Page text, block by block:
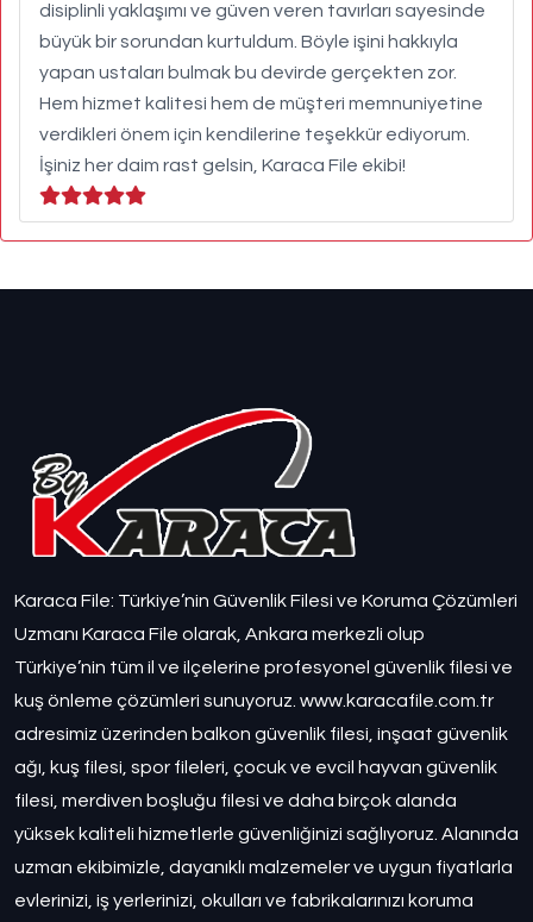
disiplinli yaklaşımı ve güven veren tavırları sayesinde
büyük bir sorundan kurtuldum. Böyle işini hakkıyla
yapan ustaları bulmak bu devirde gerçekten zor.
Hem hizmet kalitesi hem de müşteri memnuniyetine
verdikleri önem için kendilerine teşekkür ediyorum.
İşiniz her daim rast gelsin, Karaca File ekibi!
Karaca File: Türkiye’nin Güvenlik Filesi ve Koruma Çözümleri
Uzmanı Karaca File olarak, Ankara merkezli olup
Türkiye’nin tüm il ve ilçelerine profesyonel güvenlik filesi ve
kuş önleme çözümleri sunuyoruz. www.karacafile.com.tr
adresimiz üzerinden balkon güvenlik filesi, inşaat güvenlik
ağı, kuş filesi, spor fileleri, çocuk ve evcil hayvan güvenlik
filesi, merdiven boşluğu filesi ve daha birçok alanda
yüksek kaliteli hizmetlerle güvenliğinizi sağlıyoruz. Alanında
uzman ekibimizle, dayanıklı malzemeler ve uygun fiyatlarla
evlerinizi, iş yerlerinizi, okulları ve fabrikalarınızı koruma